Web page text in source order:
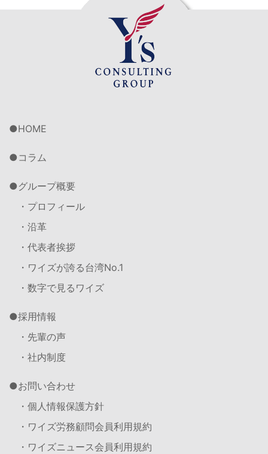
HOME
コラム
グループ概要
・プロフィール
・沿革
・代表者挨拶
・ワイズが誇る台湾No.1
・数字で見るワイズ
採用情報
・先輩の声
・社内制度
お問い合わせ
・個人情報保護方針
・ワイズ労務顧問会員利用規約
・ワイズニュース会員利用規約